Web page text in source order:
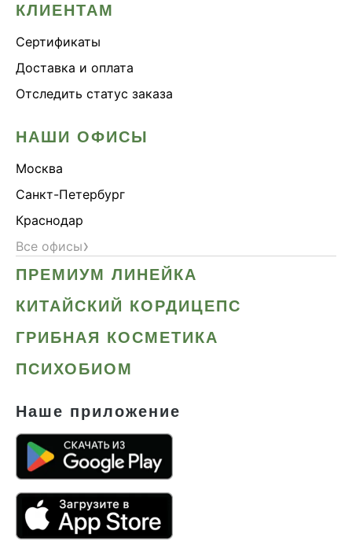
КЛИЕНТАМ
Сертификаты
Доставка и оплата
Отследить статус заказа
НАШИ ОФИСЫ
Москва
Санкт-Петербург
Краснодар
Все офисы›
ПРЕМИУМ ЛИНЕЙКА
КИТАЙСКИЙ КОРДИЦЕПС
ГРИБНАЯ КОСМЕТИКА
ПСИХОБИОМ
Наше приложение